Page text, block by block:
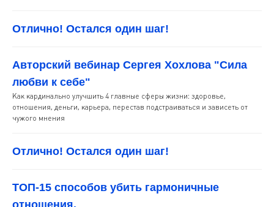
Отлично! Остался один шаг!
Авторский вебинар Сергея Хохлова "Сила
любви к себе"
Как кардинально улучшить 4 главные сферы жизни: здоровье,
отношения, деньги, карьера, перестав подстраиваться и зависеть от
чужого мнения
Отлично! Остался один шаг!
ТОП-15 способов убить гармоничные
отношения.